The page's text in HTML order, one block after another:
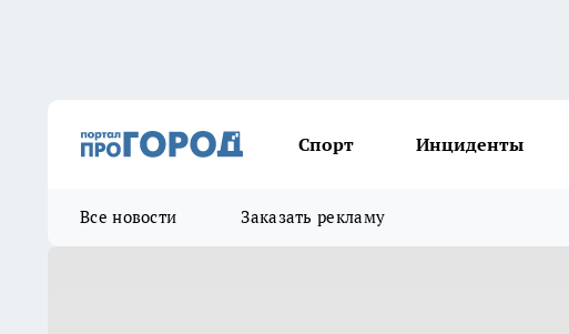
Спорт Инциденты
Все новости Заказать рекламу